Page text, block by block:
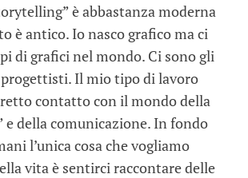
è abbastanza moderna
è antico. Io nasco grafico ma ci
di grafici nel mondo. Ci sono gli
Il mio tipo di lavoro
contatto con il mondo della
e della comunicazione. In fondo
l’unica cosa che vogliamo
vita è sentirci raccontare delle